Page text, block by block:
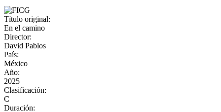
Título original:
En el camino
Director:
David Pablos
País:
México
Año:
2025
Clasificación:
C
Duración: